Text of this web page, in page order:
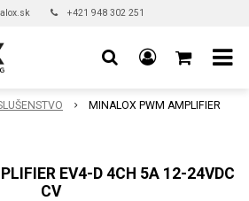
+421 948 302 251
MINALOX PWM AMPLIFIER
EV4-D 4CH 5A 12-24VDC
CV